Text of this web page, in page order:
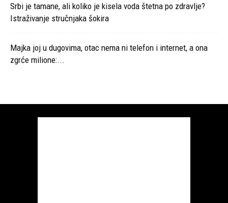
Srbi je tamane, ali koliko je kisela voda štetna po zdravlje?
Istraživanje stručnjaka šokira
Majka joj u dugovima, otac nema ni telefon i internet, a ona
zgrće milione:...